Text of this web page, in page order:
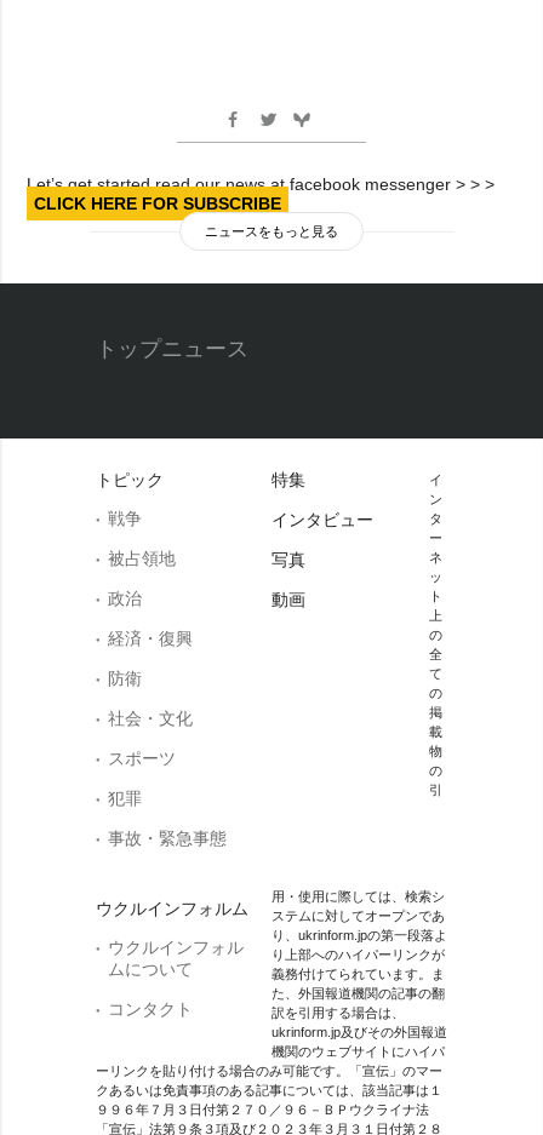
Let’s get started read our news at facebook messenger > > >
CLICK HERE FOR SUBSCRIBE
ニュースをもっと見る
トップニュース
トピック
戦争
被占領地
政治
経済・復興
防衛
社会・文化
スポーツ
犯罪
事故・緊急事態
ウクルインフォルム
ウクルインフォル
ムについて
コンタクト
特集
インタビュー
写真
動画
イ
ン
タ
ー
ネ
ッ
ト
上
の
全
て
の
掲
載
物
の
引
用・使用に際しては、検索シ
ステムに対してオープンであ
り、ukrinform.jpの第一段落よ
り上部へのハイパーリンクが
義務付けてられています。ま
た、外国報道機関の記事の翻
訳を引用する場合は、
ukrinform.jp及びその外国報道
機関のウェブサイトにハイパ
ーリンクを貼り付ける場合のみ可能です。「宣伝」のマー
クあるいは免責事項のある記事については、該当記事は１
９９６年７月３日付第２７０／９６－ＢＰウクライナ法
「宣伝」法第９条３項及び２０２３年３月３１日付第２８